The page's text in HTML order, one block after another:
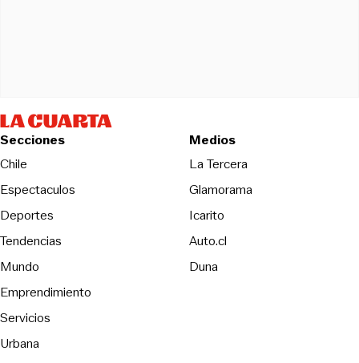
Secciones
Chile
Espectaculos
Deportes
Tendencias
Mundo
Emprendimiento
Servicios
Urbana
Medios
La TerceraOpens in new
Glamorama
Icarito
Auto.cl
DunaOpens in new window